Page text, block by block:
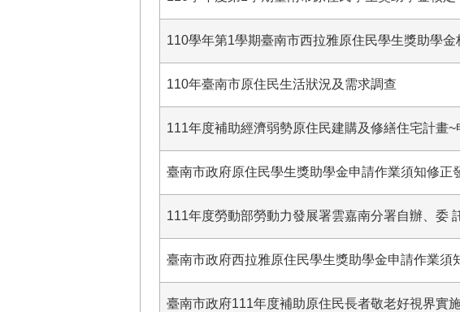
110學年第1學期臺南市西拉雅原住民學生獎助學金
110年臺南市原住民生活狀況及需求調查
111年度補助經濟弱勢原住民建購及修繕住宅計畫
臺南市政府原住民學生獎助學金申請作業須知修正
111年度勞動部勞動力發展署雲嘉南分署自辦、委
臺南市政府西拉雅原住民學生獎助學金申請作業須
臺南市政府111年度補助原住民長者敬老好視界實